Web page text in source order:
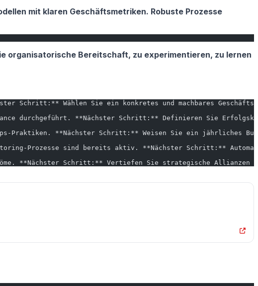
mit klaren Geschäftsmetriken. Robuste Prozesse
organisatorische Bereitschaft, zu experimentieren, zu lernen
Schritt:** Wählen Sie ein konkretes und machbares
durchgeführt. **Nächster Schritt:** Definieren Sie
Praktiken. **Nächster Schritt:** Weisen Sie ein jährliches
Prozesse sind bereits aktiv. **Nächster Schritt:**
**Nächster Schritt:** Vertiefen Sie strategische Allianzen